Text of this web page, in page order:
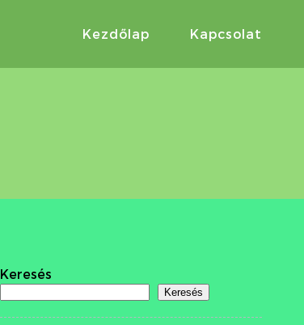
Kezdőlap Kapcsolat
Keresés
Keresés